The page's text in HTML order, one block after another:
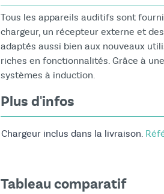
Tous les appareils auditifs sont
chargeur, un récepteur externe et
adaptés aussi bien aux nouveaux
riches en fonctionnalités. Grâce à
systèmes à induction.
Plus d'infos
Chargeur inclus dans la livraison.
Tableau comparatif